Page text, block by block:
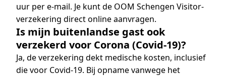
uur per e-mail. Je kunt de OOM Schengen Visitor-
verzekering direct online aanvragen.
Is mijn buitenlandse gast ook
verzekerd voor Corona (Covid-19)?
Ja, de verzekering dekt medische kosten, inclusief
die voor Covid-19. Bij opname vanwege het